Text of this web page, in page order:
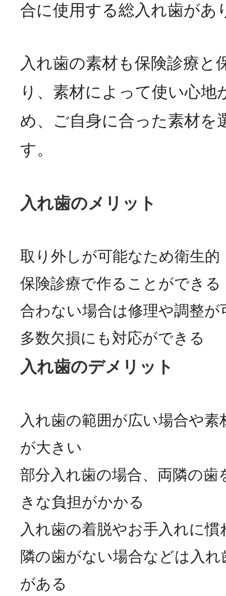
合に使用する総入れ歯があ
入れ歯の素材も保険診療と
り、素材によって使い心地
め、ご自身に合った素材を
す。
入れ歯のメリット
取り外しが可能なため衛生的
保険診療で作ることができる
合わない場合は修理や調整が
多数欠損にも対応ができる
入れ歯のデメリット
入れ歯の範囲が広い場合や
が大きい
部分入れ歯の場合、両隣の
きな負担がかかる
入れ歯の着脱やお手入れに慣
隣の歯がない場合などは入
がある